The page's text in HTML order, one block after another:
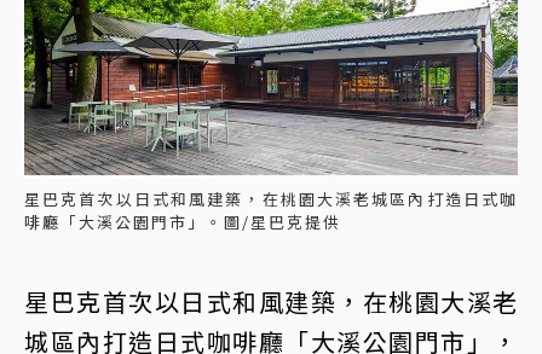
星巴克首次以日式和風建築，在桃園大溪老城區內打造日式咖
啡廳「大溪公園門市」。圖/星巴克提供
星巴克首次以日式和風建築，在桃園大溪老
城區內打造日式咖啡廳「大溪公園門市」，